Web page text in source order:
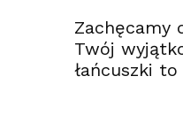
Zachęcamy
Twój
łańcuszki